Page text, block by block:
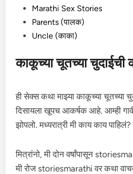
Marathi Sex Stories
Parents (पालक)
Uncle (काका)
काकूच्या चूतच्या चुदाईची
ही सेक्स कथा माझ्या काकूच्या चूतच्या
दिसायला खूपच आकर्षक आहे. आम्ही
झोपलो. मध्यरात्री मी काय काय
मित्रांनो, मी दोन वर्षांपासून
मी रोज storiesmarathi वर कथा